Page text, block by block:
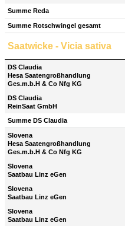
Summe Reda
Summe Rotschwingel gesamt
Saatwicke - Vicia sativa
DS Claudia
Hesa Saatengroßhandlung
Ges.m.b.H & Co Nfg KG
DS Claudia
ReinSaat GmbH
Summe DS Claudia
Slovena
Hesa Saatengroßhandlung
Ges.m.b.H & Co Nfg KG
Slovena
Saatbau Linz eGen
Slovena
Saatbau Linz eGen
Slovena
Saatbau Linz eGen